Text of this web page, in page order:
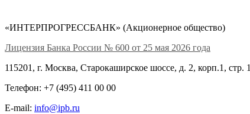
«ИНТЕРПРОГРЕССБАНК» (Акционерное общество)
Лицензия Банка России № 600 от 25 мая 2026 года
115201, г. Москва, Старокаширское шоссе, д. 2, корп.1, стр. 1
Телефон: +7 (495) 411 00 00
E-mail: info@ipb.ru